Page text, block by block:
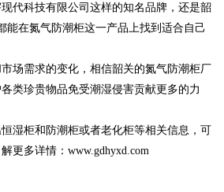
代科技有限公司这样的知名品牌，还是韶
能在氮气防潮柜这一产品上找到适合自己
场需求的变化，相信韶关的氮气防潮柜厂
类珍贵物品免受潮湿侵害贡献更多的力
湿柜和防潮柜或者老化柜等相关信息，可
更多详情： www.gdhyxd.com